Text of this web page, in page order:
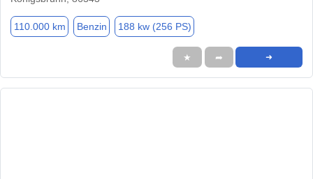
110.000 km Benzin 188 kw (256 PS)
★ ➦ ➜